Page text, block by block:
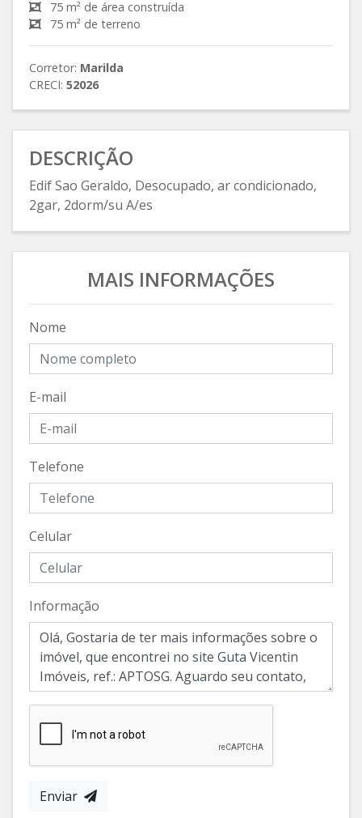
75 m² de área construída
75 m² de terreno
Corretor: Marilda
CRECI: 52026
DESCRIÇÃO
Edif Sao Geraldo, Desocupado, ar condicionado,
2gar, 2dorm/su A/es
MAIS INFORMAÇÕES
Nome
E-mail
Telefone
Celular
Informação
Enviar